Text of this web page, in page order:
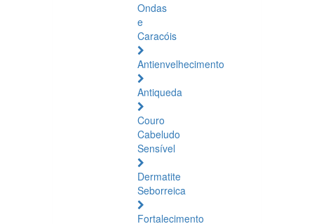
Ondas
e
Caracóis
Antienvelhecimento
Antiqueda
Couro
Cabeludo
Sensível
Dermatite
Seborreica
Fortalecimento